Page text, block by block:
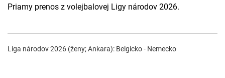
Priamy prenos z volejbalovej Ligy národov 2026.
Liga národov 2026 (ženy; Ankara): Belgicko - Nemecko